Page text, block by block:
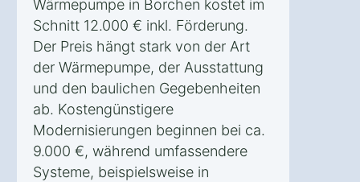
Wärmepumpe in Borchen kostet im
Schnitt 12.000 € inkl. Förderung.
Der Preis hängt stark von der Art
der Wärmepumpe, der Ausstattung
und den baulichen Gegebenheiten
ab. Kostengünstigere
Modernisierungen beginnen bei ca.
9.000 €, während umfassendere
Systeme, beispielsweise in